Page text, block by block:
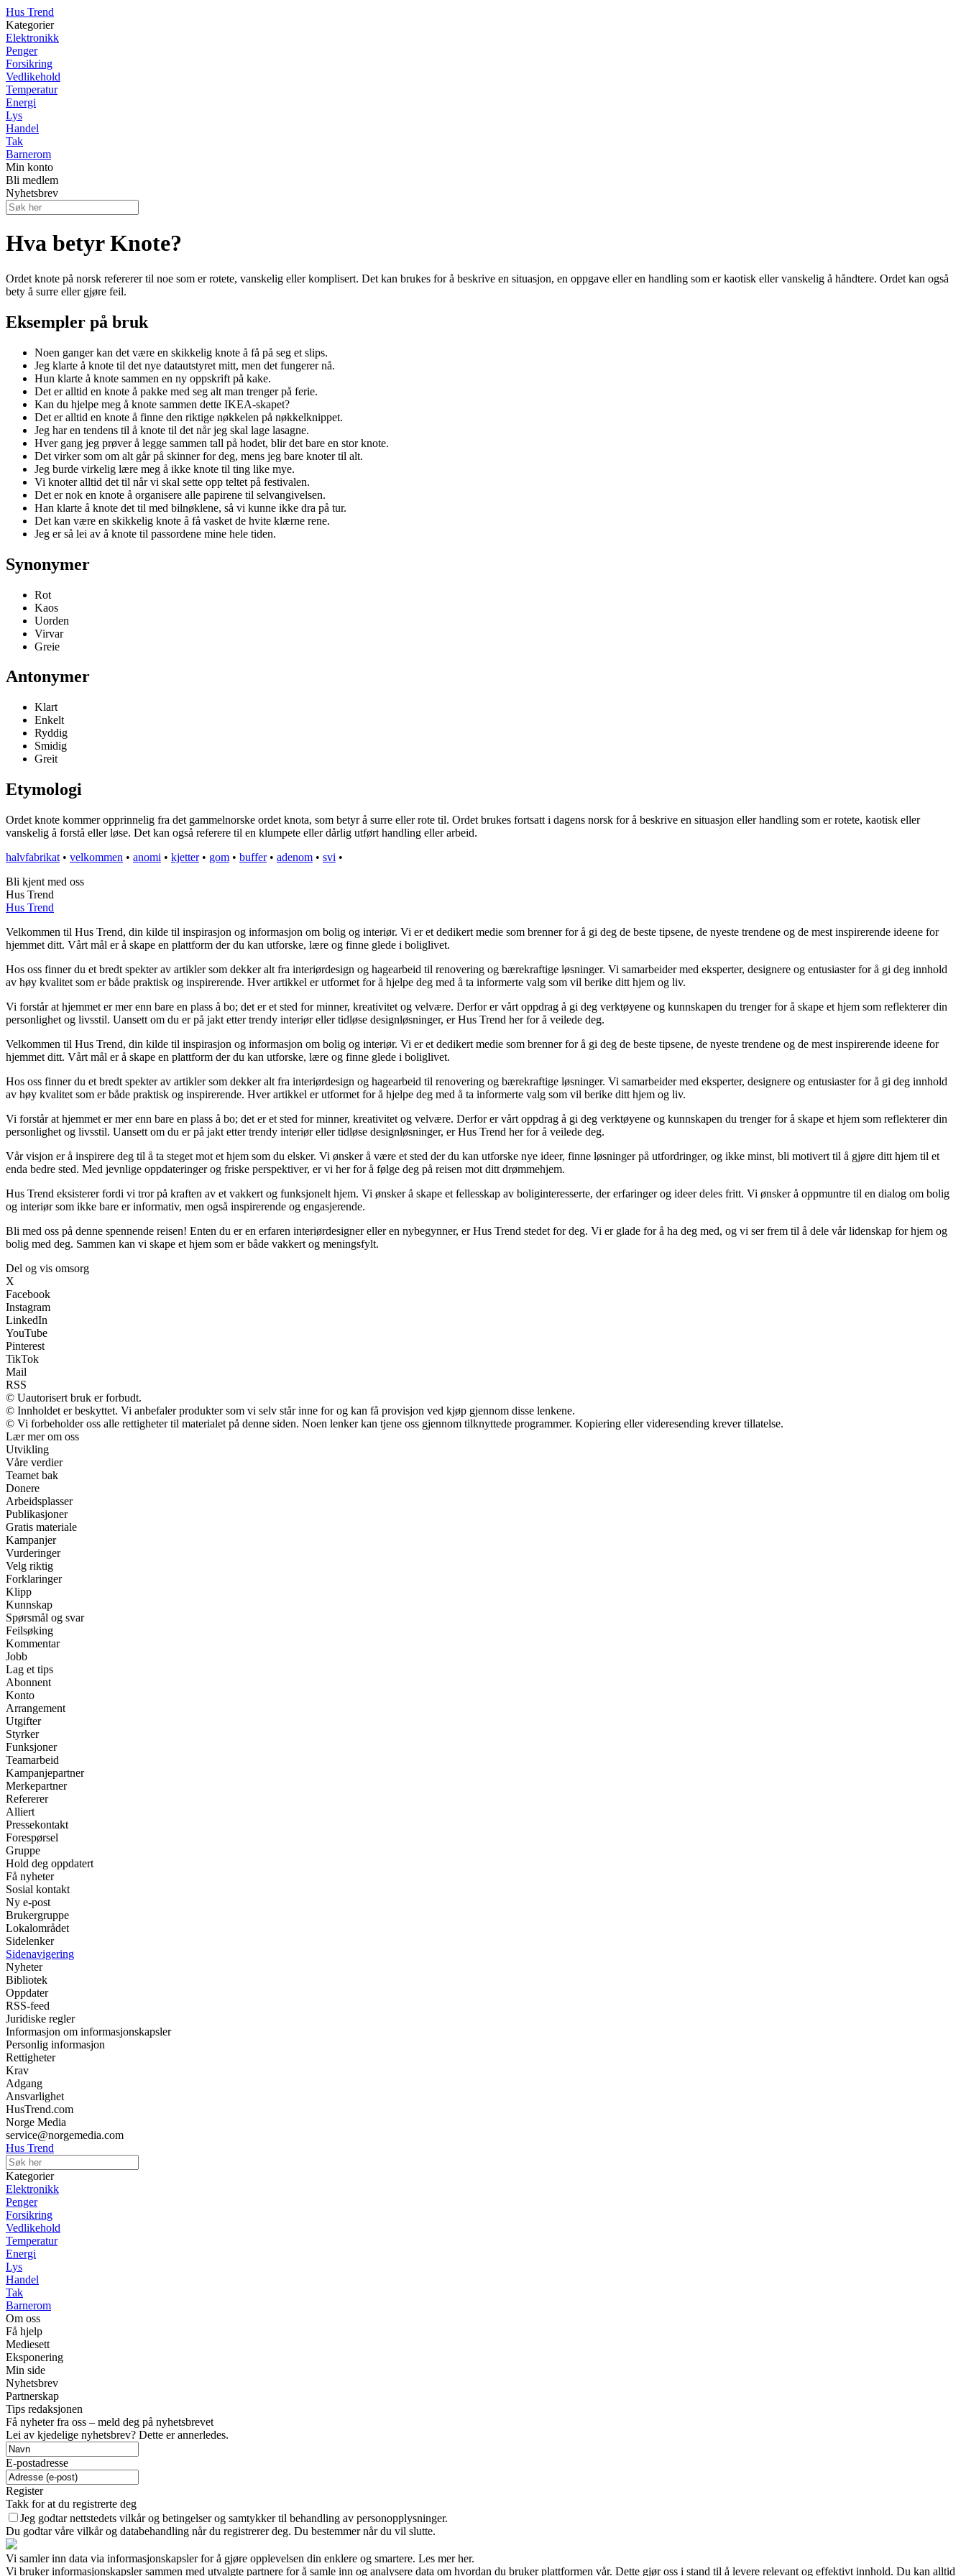
Hus Trend
Kategorier
Elektronikk
Penger
Forsikring
Vedlikehold
Temperatur
Energi
Lys
Handel
Tak
Barnerom
Min konto
Bli medlem
Nyhetsbrev
Hva betyr Knote?
Ordet knote på norsk refererer til noe som er rotete, vanskelig eller komplisert. Det kan brukes for å beskrive en situasjon, en oppgave eller en handling som er kaotisk eller vanskelig å håndtere. Ordet kan også
bety å surre eller gjøre feil.
Eksempler på bruk
Noen ganger kan det være en skikkelig knote å få på seg et slips.
Jeg klarte å knote til det nye datautstyret mitt, men det fungerer nå.
Hun klarte å knote sammen en ny oppskrift på kake.
Det er alltid en knote å pakke med seg alt man trenger på ferie.
Kan du hjelpe meg å knote sammen dette IKEA-skapet?
Det er alltid en knote å finne den riktige nøkkelen på nøkkelknippet.
Jeg har en tendens til å knote til det når jeg skal lage lasagne.
Hver gang jeg prøver å legge sammen tall på hodet, blir det bare en stor knote.
Det virker som om alt går på skinner for deg, mens jeg bare knoter til alt.
Jeg burde virkelig lære meg å ikke knote til ting like mye.
Vi knoter alltid det til når vi skal sette opp teltet på festivalen.
Det er nok en knote å organisere alle papirene til selvangivelsen.
Han klarte å knote det til med bilnøklene, så vi kunne ikke dra på tur.
Det kan være en skikkelig knote å få vasket de hvite klærne rene.
Jeg er så lei av å knote til passordene mine hele tiden.
Synonymer
Rot
Kaos
Uorden
Virvar
Greie
Antonymer
Klart
Enkelt
Ryddig
Smidig
Greit
Etymologi
Ordet knote kommer opprinnelig fra det gammelnorske ordet knota, som betyr å surre eller rote til. Ordet brukes fortsatt i dagens norsk for å beskrive en situasjon eller handling som er rotete, kaotisk eller
vanskelig å forstå eller løse. Det kan også referere til en klumpete eller dårlig utført handling eller arbeid.
halvfabrikat • velkommen • anomi • kjetter• gom • buffer• adenom • svi •
Bli kjent med oss
Hus Trend
Hus Trend
Velkommen til Hus Trend, din kilde til inspirasjon og informasjon om bolig og interiør. Vi er et dedikert medie som brenner for å gi deg de beste tipsene, de nyeste trendene og de mest inspirerende ideene for
hjemmet ditt. Vårt mål er å skape en plattform der du kan utforske, lære og finne glede i boliglivet.
Hos oss finner du et bredt spekter av artikler som dekker alt fra interiørdesign og hagearbeid til renovering og bærekraftige løsninger. Vi samarbeider med eksperter, designere og entusiaster for å gi deg innhold
av høy kvalitet som er både praktisk og inspirerende. Hver artikkel er utformet for å hjelpe deg med å ta informerte valg som vil berike ditt hjem og liv.
Vi forstår at hjemmet er mer enn bare en plass å bo; det er et sted for minner, kreativitet og velvære. Derfor er vårt oppdrag å gi deg verktøyene og kunnskapen du trenger for å skape et hjem som reflekterer din
personlighet og livsstil. Uansett om du er på jakt etter trendy interiør eller tidløse designløsninger, er Hus Trend her for å veilede deg.
Velkommen til Hus Trend, din kilde til inspirasjon og informasjon om bolig og interiør. Vi er et dedikert medie som brenner for å gi deg de beste tipsene, de nyeste trendene og de mest inspirerende ideene for
hjemmet ditt. Vårt mål er å skape en plattform der du kan utforske, lære og finne glede i boliglivet.
Hos oss finner du et bredt spekter av artikler som dekker alt fra interiørdesign og hagearbeid til renovering og bærekraftige løsninger. Vi samarbeider med eksperter, designere og entusiaster for å gi deg innhold
av høy kvalitet som er både praktisk og inspirerende. Hver artikkel er utformet for å hjelpe deg med å ta informerte valg som vil berike ditt hjem og liv.
Vi forstår at hjemmet er mer enn bare en plass å bo; det er et sted for minner, kreativitet og velvære. Derfor er vårt oppdrag å gi deg verktøyene og kunnskapen du trenger for å skape et hjem som reflekterer din
personlighet og livsstil. Uansett om du er på jakt etter trendy interiør eller tidløse designløsninger, er Hus Trend her for å veilede deg.
Vår visjon er å inspirere deg til å ta steget mot et hjem som du elsker. Vi ønsker å være et sted der du kan utforske nye ideer, finne løsninger på utfordringer, og ikke minst, bli motivert til å gjøre ditt hjem til et
enda bedre sted. Med jevnlige oppdateringer og friske perspektiver, er vi her for å følge deg på reisen mot ditt drømmehjem.
Hus Trend eksisterer fordi vi tror på kraften av et vakkert og funksjonelt hjem. Vi ønsker å skape et fellesskap av boliginteresserte, der erfaringer og ideer deles fritt. Vi ønsker å oppmuntre til en dialog om bolig
og interiør som ikke bare er informativ, men også inspirerende og engasjerende.
Bli med oss på denne spennende reisen! Enten du er en erfaren interiørdesigner eller en nybegynner, er Hus Trend stedet for deg. Vi er glade for å ha deg med, og vi ser frem til å dele vår lidenskap for hjem og
bolig med deg. Sammen kan vi skape et hjem som er både vakkert og meningsfylt.
Del og vis omsorg
X
Facebook
Instagram
LinkedIn
YouTube
Pinterest
TikTok
Mail
RSS
© Uautorisert bruk er forbudt.
© Innholdet er beskyttet. Vi anbefaler produkter som vi selv står inne for og kan få provisjon ved kjøp gjennom disse lenkene.
© Vi forbeholder oss alle rettigheter til materialet på denne siden. Noen lenker kan tjene oss gjennom tilknyttede programmer. Kopiering eller videresending krever tillatelse.
Lær mer om oss
Utvikling
Våre verdier
Teamet bak
Donere
Arbeidsplasser
Publikasjoner
Gratis materiale
Kampanjer
Vurderinger
Velg riktig
Forklaringer
Klipp
Kunnskap
Spørsmål og svar
Feilsøking
Kommentar
Jobb
Lag et tips
Abonnent
Konto
Arrangement
Utgifter
Styrker
Funksjoner
Teamarbeid
Kampanjepartner
Merkepartner
Refererer
Alliert
Pressekontakt
Forespørsel
Gruppe
Hold deg oppdatert
Få nyheter
Sosial kontakt
Ny e-post
Brukergruppe
Lokalområdet
Sidelenker
Sidenavigering
Nyheter
Bibliotek
Oppdater
RSS-feed
Juridiske regler
Informasjon om informasjonskapsler
Personlig informasjon
Rettigheter
Krav
Adgang
Ansvarlighet
HusTrend.com
Norge Media
service@norgemedia.com
Hus Trend
Kategorier
Elektronikk
Penger
Forsikring
Vedlikehold
Temperatur
Energi
Lys
Handel
Tak
Barnerom
Om oss
Få hjelp
Mediesett
Eksponering
Min side
Nyhetsbrev
Partnerskap
Tips redaksjonen
Få nyheter fra oss – meld deg på nyhetsbrevet
Lei av kjedelige nyhetsbrev? Dette er annerledes.
E-postadresse
Register
Takk for at du registrerte deg
Jeg godtar nettstedets vilkår og betingelser og samtykker til behandling av personopplysninger.
Du godtar våre vilkår og databehandling når du registrerer deg. Du bestemmer når du vil slutte.
Vi samler inn data via informasjonskapsler for å gjøre opplevelsen din enklere og smartere. Les mer her.
Vi bruker informasjonskapsler sammen med utvalgte partnere for å samle inn og analysere data om hvordan du bruker plattformen vår. Dette gjør oss i stand til å levere relevant og effektivt innhold. Du kan alltid